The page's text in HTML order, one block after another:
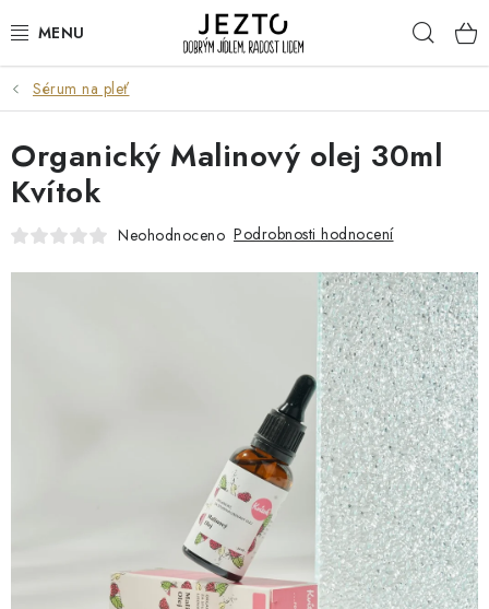
na
DÁRKOVÉ SADY
TRVANLIVÉ
DROGERIE A KOSMETIKA
FIREMNÍ DÁRKY
KONTAKTY
Sérum na pleť
Organický Malinový olej 30ml
Kvítok
Neohodnoceno Podrobnosti hodnocení